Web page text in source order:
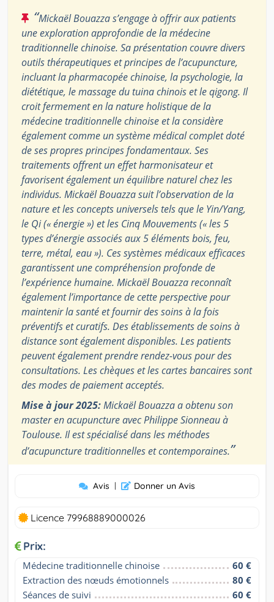
“Mickaël Bouazza s’engage à offrir aux patients
une exploration approfondie de la médecine
traditionnelle chinoise. Sa présentation couvre divers
outils thérapeutiques et principes de l’acupuncture,
incluant la pharmacopée chinoise, la psychologie, la
diététique, le massage du tuina chinois et le qigong. Il
croit fermement en la nature holistique de la
médecine traditionnelle chinoise et la considère
également comme un système médical complet doté
de ses propres principes fondamentaux. Ses
traitements offrent un effet harmonisateur et
favorisent également un équilibre naturel chez les
individus. Mickaël Bouazza suit l’observation de la
nature et les concepts universels tels que le Yin/Yang,
le Qi (« énergie ») et les Cinq Mouvements (« les 5
types d’énergie associés aux 5 éléments bois, feu,
terre, métal, eau »). Ces systèmes médicaux efficaces
garantissent une compréhension profonde de
l’expérience humaine. Mickaël Bouazza reconnaît
également l’importance de cette perspective pour
maintenir la santé et fournir des soins à la fois
préventifs et curatifs. Des établissements de soins à
distance sont également disponibles. Les patients
peuvent également prendre rendez-vous pour des
consultations. Les chèques et les cartes bancaires sont
des modes de paiement acceptés.
Mise à jour 2025:Mickaël Bouazza a obtenu son
master en acupuncture avec Philippe Sionneau à
Toulouse. Il est spécialisé dans les méthodes
d’acupuncture traditionnelles et contemporaines.”
Avis | Donner un Avis
Licence 79968889000026
Prix:
Médecine traditionnelle chinoise
60 €
Extraction des nœuds émotionnels
80 €
Séances de suivi
60 €